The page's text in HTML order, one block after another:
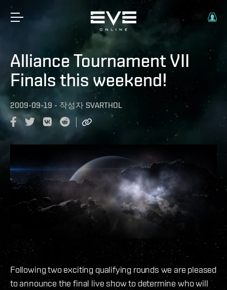
Alliance Tournament VII
Finals this weekend!
2009-09-19 - 작성자 SVARTHOL
Following two exciting qualifying rounds we are pleased
to announce the final live show to determine who will